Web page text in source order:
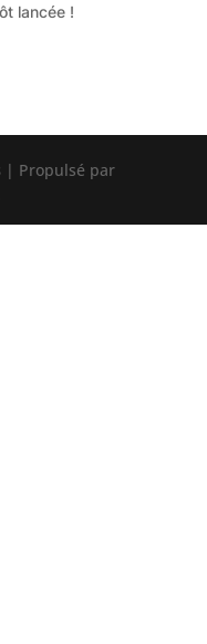
lancée !
| Propulsé par